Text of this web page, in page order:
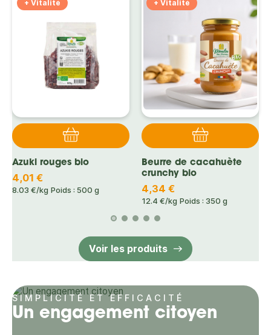
+ Vitalité
Azuki rouges bio
4,01 €
8.03 €/kg Poids : 500 g
+ Vitalité
Beurre de cacahuète
crunchy bio
4,34 €
12.4 €/kg Poids : 350 g
Voir les produits
SIMPLICITÉ ET EFFICACITÉ
Un engagement citoyen